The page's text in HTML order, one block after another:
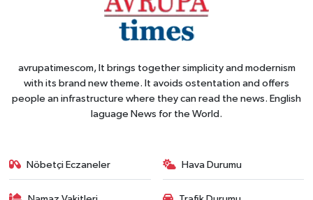
avrupatimescom, It brings together simplicity and modernism
with its brand new theme. It avoids ostentation and offers
people an infrastructure where they can read the news. English
laguage News for the World.
Nöbetçi Eczaneler Hava Durumu